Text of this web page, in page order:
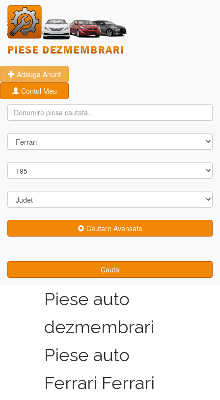
Adauga Anunt
Contul Meu
Cautare Avansata
Cauta
Piese auto
dezmembrari
Piese auto
Ferrari Ferrari